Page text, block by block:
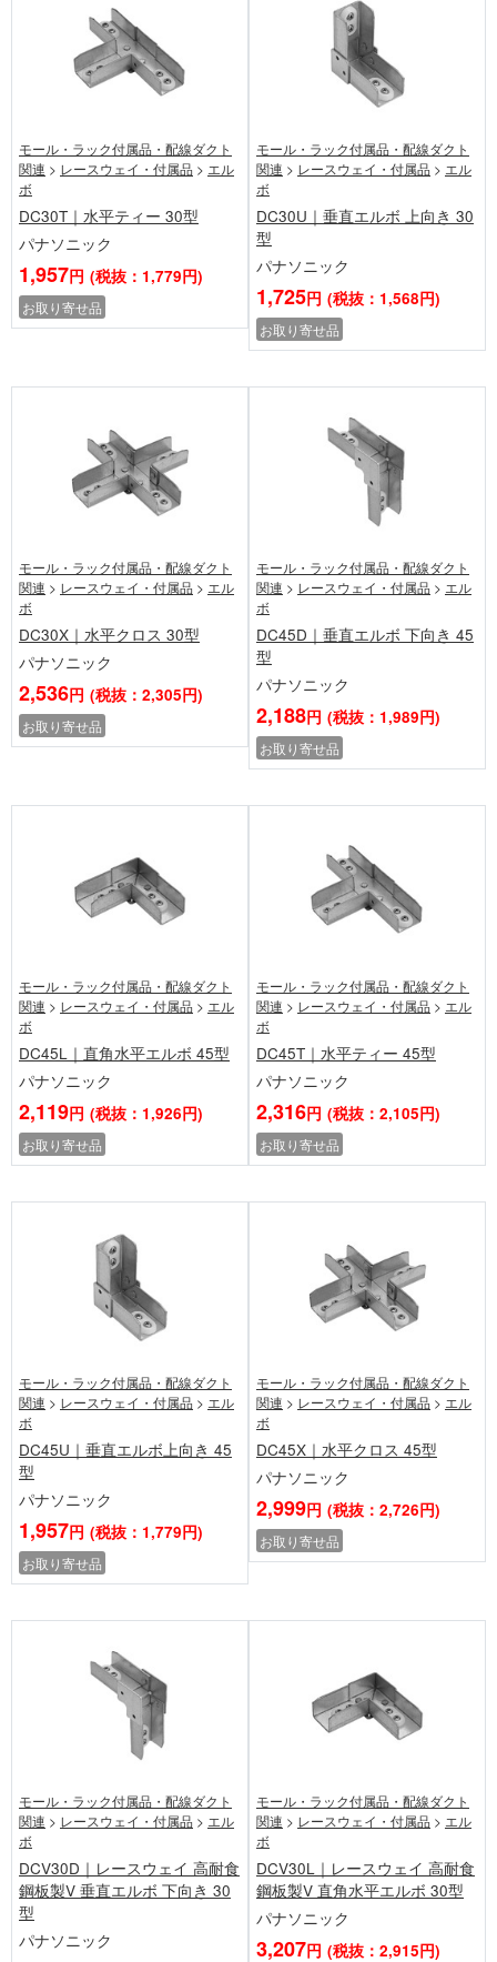
モール・ラック付属品・配線ダクト
関連 > レースウェイ・付属品 > エル
ボ
DC30T｜水平ティー 30型
パナソニック
1,957円 (税抜：1,779円)
お取り寄せ品
モール・ラック付属品・配線ダクト
関連 > レースウェイ・付属品 > エル
ボ
DC30U｜垂直エルボ 上向き 30
型
パナソニック
1,725円 (税抜：1,568円)
お取り寄せ品
モール・ラック付属品・配線ダクト
関連 > レースウェイ・付属品 > エル
ボ
DC30X｜水平クロス 30型
パナソニック
2,536円 (税抜：2,305円)
お取り寄せ品
モール・ラック付属品・配線ダクト
関連 > レースウェイ・付属品 > エル
ボ
DC45D｜垂直エルボ 下向き 45
型
パナソニック
2,188円 (税抜：1,989円)
お取り寄せ品
モール・ラック付属品・配線ダクト
関連 > レースウェイ・付属品 > エル
ボ
DC45L｜直角水平エルボ 45型
パナソニック
2,119円 (税抜：1,926円)
お取り寄せ品
モール・ラック付属品・配線ダクト
関連 > レースウェイ・付属品 > エル
ボ
DC45T｜水平ティー 45型
パナソニック
2,316円 (税抜：2,105円)
お取り寄せ品
モール・ラック付属品・配線ダクト
関連 > レースウェイ・付属品 > エル
ボ
DC45U｜垂直エルボ上向き 45
型
パナソニック
1,957円 (税抜：1,779円)
お取り寄せ品
モール・ラック付属品・配線ダクト
関連 > レースウェイ・付属品 > エル
ボ
DC45X｜水平クロス 45型
パナソニック
2,999円 (税抜：2,726円)
お取り寄せ品
モール・ラック付属品・配線ダクト
関連 > レースウェイ・付属品 > エル
ボ
DCV30D｜レースウェイ 高耐食
鋼板製V 垂直エルボ 下向き 30
型
パナソニック
モール・ラック付属品・配線ダクト
関連 > レースウェイ・付属品 > エル
ボ
DCV30L｜レースウェイ 高耐食
鋼板製V 直角水平エルボ 30型
パナソニック
3,207円 (税抜：2,915円)